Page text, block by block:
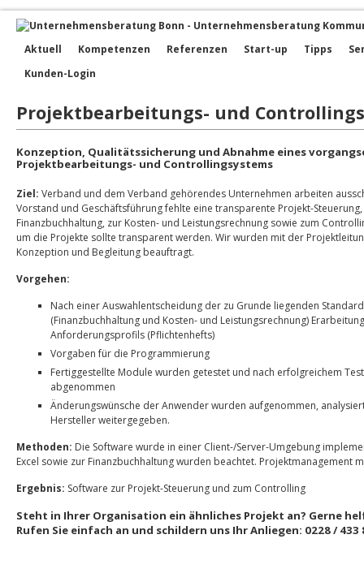
Aktuell Kompetenzen Referenzen Start-up Tipps
Kunden-Login
Projektbearbeitungs- und
Konzeption, Qualitätssicherung und Abnahme eines
Projektbearbeitungs- und Controllingsystems
Ziel: Verband und dem Verband gehörendes Unternehmen arbeiten
Vorstand und Geschäftsführung fehlte eine transparente Projekt-
Finanzbuchhaltung, zur Kosten- und Leistungsrechnung sowie zum
um die Projekte sollte transparent werden. Wir wurden mit der
Konzeption und Begleitung beauftragt.
Vorgehen:
Nach einer Auswahlentscheidung der zu Grunde liegenden
(Finanzbuchhaltung und Kosten- und Leistungsrechnung)
Anforderungsprofils (Pflichtenhefts)
Vorgaben für die Programmierung
Fertiggestellte Module wurden getestet und nach erfolgreichem
abgenommen
Änderungswünsche der Anwender wurden aufgenommen,
Hersteller weitergegeben.
Methoden: Die Software wurde in einer Client-/Server-Umgebung
Excel sowie zur Finanzbuchhaltung wurden beachtet. Projektmanagement
Ergebnis: Software zur Projekt-Steuerung und zum Controlling
Steht in Ihrer Organisation ein ähnliches Projekt an? Gerne
Rufen Sie einfach an und schildern uns Ihr Anliegen: 0228 / 433